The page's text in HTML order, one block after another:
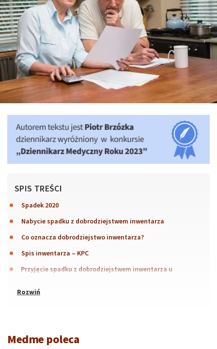
SPIS TREŚCI
Spadek 2020
Nabycie spadku z dobrodziejstwem inwentarza
Co oznacza dobrodziejstwo inwentarza?
Spis inwentarza – KPC
Przyjęcie spadku z dobrodziejstwem inwentarza u
Medme poleca